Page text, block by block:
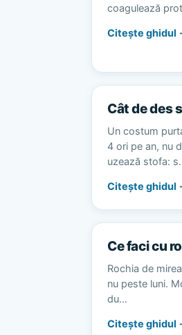
coagulează
Citește ghidul
Cât de des
Un costum
4 ori pe an, nu
uzează stofa:
Citește ghidul
Ce faci cu
Rochia de
nu peste luni.
du…
Citește ghidul